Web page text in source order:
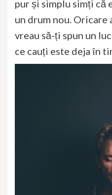
pur și simplu simți că
un drum nou.
vreau să-ți spun un
ce cauți este deja în